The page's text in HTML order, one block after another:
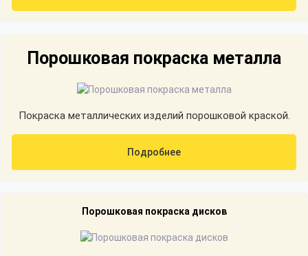
Порошковая покраска металла
Покраска металлических изделий порошковой краской.
Подробнее
Порошковая покраска дисков